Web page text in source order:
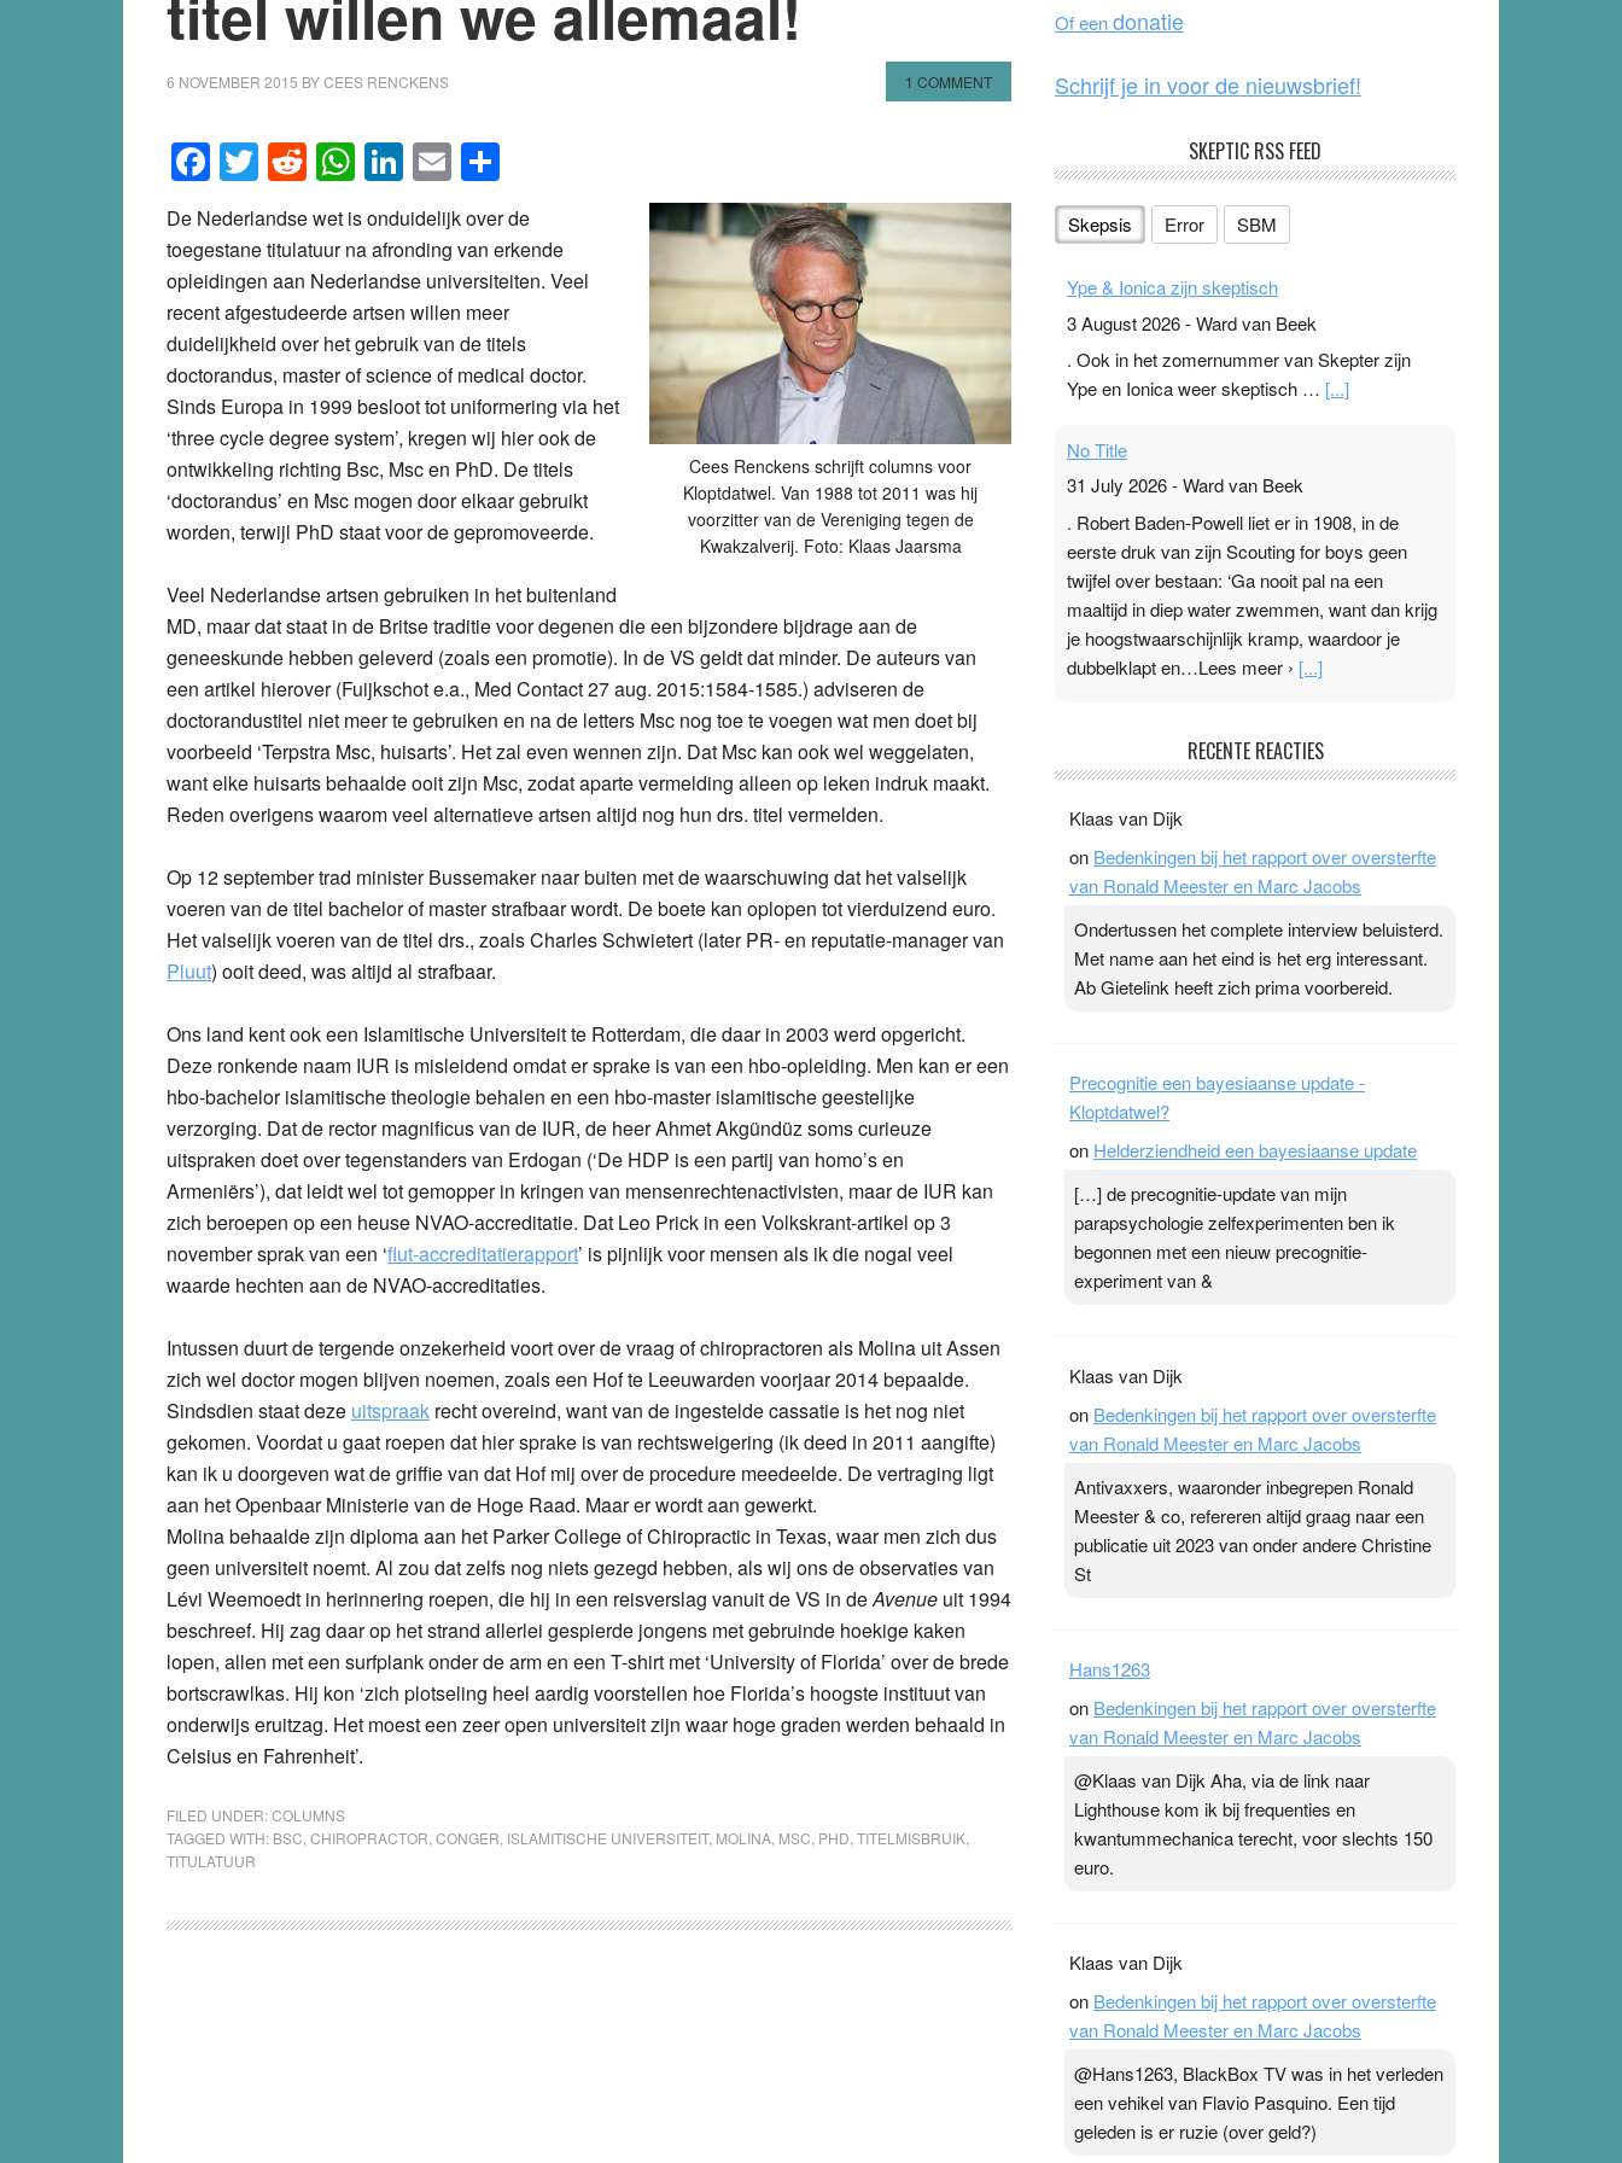
6 NOVEMBER 2015 BYCEES RENCKENS 1 COMMENT
Facebook
Twitter
Reddit
WhatsApp
LinkedIn
Email
Cees Renckens schrijft columns voor
Kloptdatwel. Van 1988 tot 2011 was hij
voorzitter van de Vereniging tegen de
Kwakzalverij. Foto: Klaas Jaarsma
De Nederlandse wet is onduidelijk over de
toegestane titulatuur na afronding van erkende
opleidingen aan Nederlandse universiteiten. Veel
recent afgestudeerde artsen willen meer
duidelijkheid over het gebruik van de titels
doctorandus, master of science of medical doctor.
Sinds Europa in 1999 besloot tot uniformering via het
‘three cycle degree system’, kregen wij hier ook de
ontwikkeling richting Bsc, Msc en PhD. De titels
‘doctorandus’ en Msc mogen door elkaar gebruikt
worden, terwijl PhD staat voor de gepromoveerde.
Veel Nederlandse artsen gebruiken in het buitenland
MD, maar dat staat in de Britse traditie voor degenen die een bijzondere bijdrage aan de
geneeskunde hebben geleverd (zoals een promotie). In de VS geldt dat minder. De auteurs van
een artikel hierover (Fuijkschot e.a., Med Contact 27 aug. 2015:1584-1585.) adviseren de
doctorandustitel niet meer te gebruiken en na de letters Msc nog toe te voegen wat men doet bij
voorbeeld ‘Terpstra Msc, huisarts’. Het zal even wennen zijn. Dat Msc kan ook wel weggelaten,
want elke huisarts behaalde ooit zijn Msc, zodat aparte vermelding alleen op leken indruk maakt.
Reden overigens waarom veel alternatieve artsen altijd nog hun drs. titel vermelden.
Op 12 september trad minister Bussemaker naar buiten met de waarschuwing dat het valselijk
voeren van de titel bachelor of master strafbaar wordt. De boete kan oplopen tot vierduizend euro.
Het valselijk voeren van de titel drs., zoals Charles Schwietert (later PR- en reputatie-manager van
Pluut) ooit deed, was altijd al strafbaar.
Ons land kent ook een Islamitische Universiteit te Rotterdam, die daar in 2003 werd opgericht.
Deze ronkende naam IUR is misleidend omdat er sprake is van een hbo-opleiding. Men kan er een
hbo-bachelor islamitische theologie behalen en een hbo-master islamitische geestelijke
verzorging. Dat de rector magnificus van de IUR, de heer Ahmet Akgündüz soms curieuze
uitspraken doet over tegenstanders van Erdogan (‘De HDP is een partij van homo’s en
Armeniërs’), dat leidt wel tot gemopper in kringen van mensenrechtenactivisten, maar de IUR kan
zich beroepen op een heuse NVAO-accreditatie. Dat Leo Prick in een Volkskrant-artikel op 3
november sprak van een ‘flut-accreditatierapport’ is pijnlijk voor mensen als ik die nogal veel
waarde hechten aan de NVAO-accreditaties.
Intussen duurt de tergende onzekerheid voort over de vraag of chiropractoren als Molina uit Assen
zich wel doctor mogen blijven noemen, zoals een Hof te Leeuwarden voorjaar 2014 bepaalde.
Sindsdien staat deze uitspraak recht overeind, want van de ingestelde cassatie is het nog niet
gekomen. Voordat u gaat roepen dat hier sprake is van rechtsweigering (ik deed in 2011 aangifte)
kan ik u doorgeven wat de griffie van dat Hof mij over de procedure meedeelde. De vertraging ligt
aan het Openbaar Ministerie van de Hoge Raad. Maar er wordt aan gewerkt.
Molina behaalde zijn diploma aan het Parker College of Chiropractic in Texas, waar men zich dus
geen universiteit noemt. Al zou dat zelfs nog niets gezegd hebben, als wij ons de observaties van
Lévi Weemoedt in herinnering roepen, die hij in een reisverslag vanuit de VS in deAvenue uit 1994
beschreef. Hij zag daar op het strand allerlei gespierde jongens met gebruinde hoekige kaken
lopen, allen met een surfplank onder de arm en een T-shirt met ‘University of Florida’ over de brede
bortscrawlkas. Hij kon ‘zich plotseling heel aardig voorstellen hoe Florida’s hoogste instituut van
onderwijs eruitzag. Het moest een zeer open universiteit zijn waar hoge graden werden behaald in
Celsius en Fahrenheit’.
FILED UNDER:COLUMNS
TAGGED WITH: BSC CHIROPRACTOR CONGER ISLAMITISCHE UNIVERSITEIT, MOLINA MSC PHD TITELMISBRUIK
TITULATUUR
k
Of eendonatie
Schrijf je in voor de nieuwsbrief!
SKEPTIC RSS FEED
Skepsis Error SBM
Ype & Ionica zijn skeptisch
3 August 2026-Ward van Beek
. Ook in het zomernummer van Skepter zijn
Ype en Ionica weer skeptisch … [...]
No Title
31 July 2026-Ward van Beek
. Robert Baden-Powell liet er in 1908, in de
eerste druk van zijn Scouting for boys geen
twijfel over bestaan: ‘Ga nooit pal na een
maaltijd in diep water zwemmen, want dan krijg
je hoogstwaarschijnlijk kramp, waardoor je
dubbelklapt en…Lees meer › [...]
Ward van Beek
topsporters. Ze hopen ermee hun hartslag te
verlagen terwijl ze meer zuurstof opnemen.
Daarop heeft zo’n pleister geen effect. Maar het
zijn. Door…Lees meer Pleisterplakkers in de
topspsort › [...]
RECENTE REACTIES
Klaas van Dijk
on Bedenkingen bij het rapport over oversterfte
van Ronald Meester en Marc Jacobs
Ondertussen het complete interview beluisterd.
Met name aan het eind is het erg interessant.
Ab Gietelink heeft zich prima voorbereid.
Precognitie een bayesiaanse update -
Kloptdatwel?
on Helderziendheid een bayesiaanse update
[…] de precognitie-update van mijn
parapsychologie zelfexperimenten ben ik
begonnen met een nieuw precognitie-
experiment van &
Klaas van Dijk
on Bedenkingen bij het rapport over oversterfte
van Ronald Meester en Marc Jacobs
Antivaxxers, waaronder inbegrepen Ronald
Meester & co, refereren altijd graag naar een
publicatie uit 2023 van onder andere Christine
St
Hans1263
on Bedenkingen bij het rapport over oversterfte
van Ronald Meester en Marc Jacobs
@Klaas van Dijk Aha, via de link naar
Lighthouse kom ik bij frequenties en
kwantummechanica terecht, voor slechts 150
euro.
Klaas van Dijk
on Bedenkingen bij het rapport over oversterfte
van Ronald Meester en Marc Jacobs
@Hans1263, BlackBox TV was in het verleden
een vehikel van Flavio Pasquino. Een tijd
geleden is er ruzie (over geld?)